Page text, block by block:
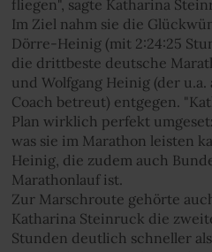
fliegen", sagte Katharina
Im Ziel nahm sie die
Dörre-Heinig (mit 2:24:25
die drittbeste deutsche
und Wolfgang Heinig (der u.a.
Coach betreut) entgegen.
Plan wirklich perfekt
was sie im Marathon leisten
Heinig, die zudem auch
Marathonlauf ist.
Zur Marschroute gehörte
Katharina Steinruck die
Stunden deutlich schneller als